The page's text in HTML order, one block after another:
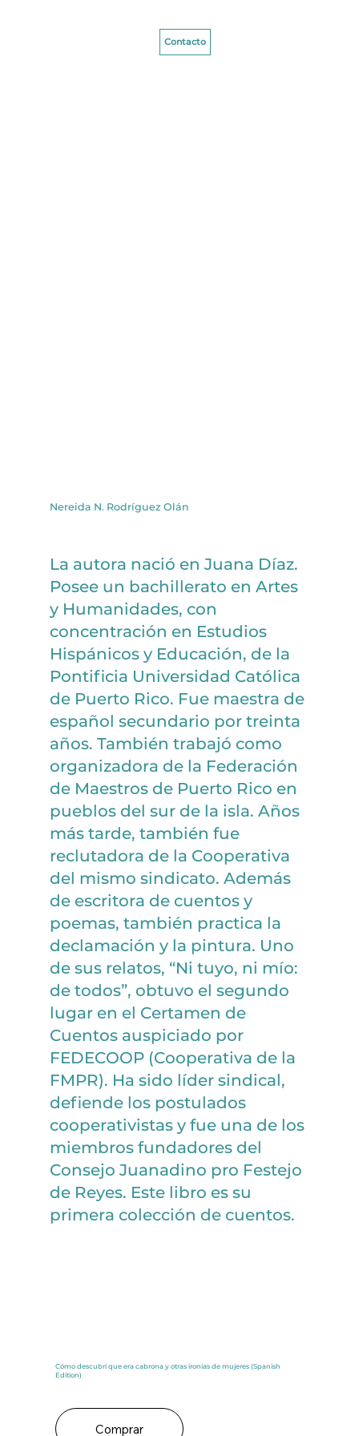
Contacto
Nereida N. Rodríguez Olán
La autora nació en Juana Díaz.
Posee un bachillerato en Artes
y Humanidades, con
concentración en Estudios
Hispánicos y Educación, de la
Pontificia Universidad Católica
de Puerto Rico. Fue maestra de
español secundario por treinta
años. También trabajó como
organizadora de la Federación
de Maestros de Puerto Rico en
pueblos del sur de la isla. Años
más tarde, también fue
reclutadora de la Cooperativa
del mismo sindicato. Además
de escritora de cuentos y
poemas, también practica la
declamación y la pintura. Uno
de sus relatos, “Ni tuyo, ni mío:
de todos”, obtuvo el segundo
lugar en el Certamen de
Cuentos auspiciado por
FEDECOOP (Cooperativa de la
FMPR). Ha sido líder sindical,
defiende los postulados
cooperativistas y fue una de los
miembros fundadores del
Consejo Juanadino pro Festejo
de Reyes. Este libro es su
primera colección de cuentos.
Cómo descubrí que era cabrona y otras ironías de mujeres (Spanish
Edition)
Comprar